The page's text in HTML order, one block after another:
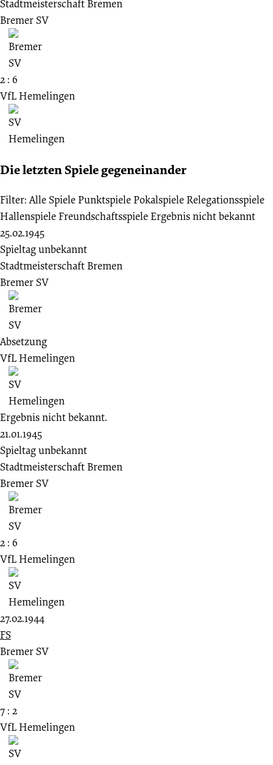
Stadtmeisterschaft Bremen
Bremer SV
2 : 6
VfL Hemelingen
Die letzten Spiele gegeneinander
Filter: Alle SpielePunktspielePokalspieleRelegationsspiele
HallenspieleFreundschaftsspieleErgebnis nicht bekannt
25.02.1945
Spieltag unbekannt
Stadtmeisterschaft Bremen
Bremer SV
Absetzung
VfL Hemelingen
Ergebnis nicht bekannt.
21.01.1945
Spieltag unbekannt
Stadtmeisterschaft Bremen
Bremer SV
2 : 6
VfL Hemelingen
27.02.1944
FS
Bremer SV
7 : 2
VfL Hemelingen